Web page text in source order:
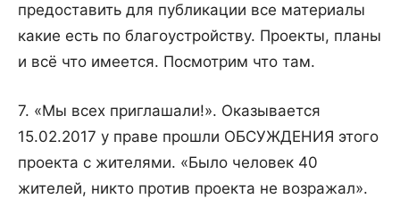
предоставить для публикации все материалы
какие есть по благоустройству. Проекты, планы
и всё что имеется. Посмотрим что там.
7. «Мы всех приглашали!». Оказывается
15.02.2017 у праве прошли ОБСУЖДЕНИЯ этого
проекта с жителями. «Было человек 40
жителей, никто против проекта не возражал».